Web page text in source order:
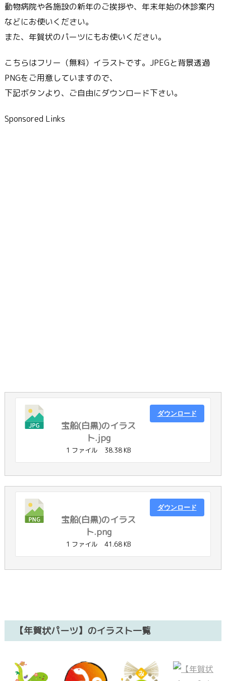
動物病院や各施設の新年のご挨拶や、年末年始の休診案内
などにお使いください。
また、年賀状のパーツにもお使いください。
こちらはフリー（無料）イラストです。JPEGと背景透過
PNGをご用意していますので、
下記ボタンより、ご自由にダウンロード下さい。
Sponsored Links
宝船(白黒)のイラス
ト.jpg
1 ファイル 38.38 KB
ダウンロード
宝船(白黒)のイラス
ト.png
1 ファイル 41.68 KB
ダウンロード
【年賀状パーツ】のイラスト一覧